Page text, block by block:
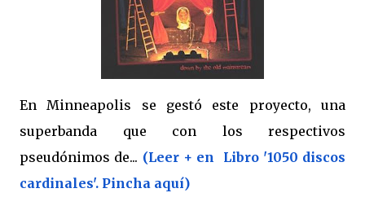
En Minneapolis se gestó este proyecto, una
superbanda que con los respectivos
pseudónimos de... (Leer + en Libro '1050 discos
cardinales'. Pincha aquí)